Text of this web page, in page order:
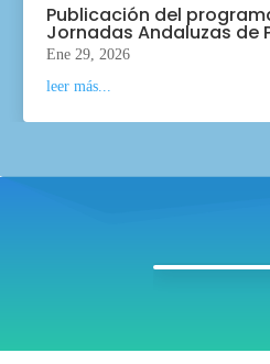
Publicación del
Jornadas Andaluzas de
Ene 29, 2026
leer más...